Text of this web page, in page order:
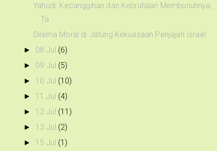
Yahudi: Kecanggihan dan Kebrutalan Membunuhnya,
Ta...
Dilema Moral di Jatung Kekuasaan Penjajah Israel
► 08 Jul (6)
► 09 Jul (5)
► 10 Jul (10)
► 11 Jul (4)
► 12 Jul (11)
► 13 Jul (2)
► 15 Jul (1)